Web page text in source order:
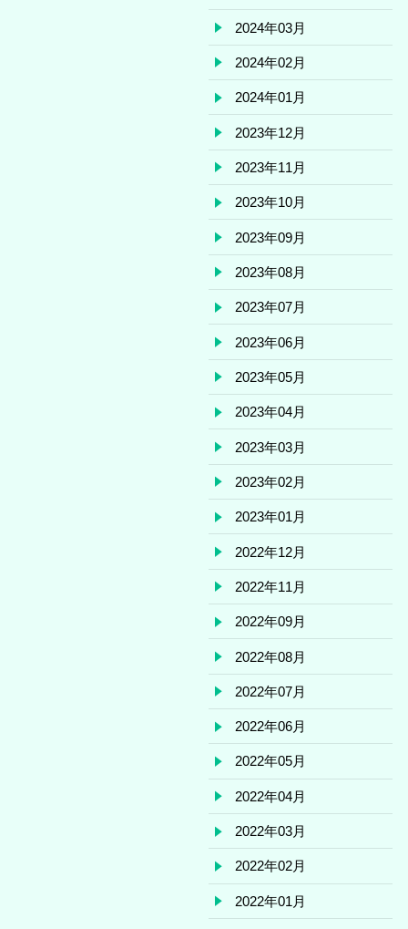
2024年03月
2024年02月
2024年01月
2023年12月
2023年11月
2023年10月
2023年09月
2023年08月
2023年07月
2023年06月
2023年05月
2023年04月
2023年03月
2023年02月
2023年01月
2022年12月
2022年11月
2022年09月
2022年08月
2022年07月
2022年06月
2022年05月
2022年04月
2022年03月
2022年02月
2022年01月